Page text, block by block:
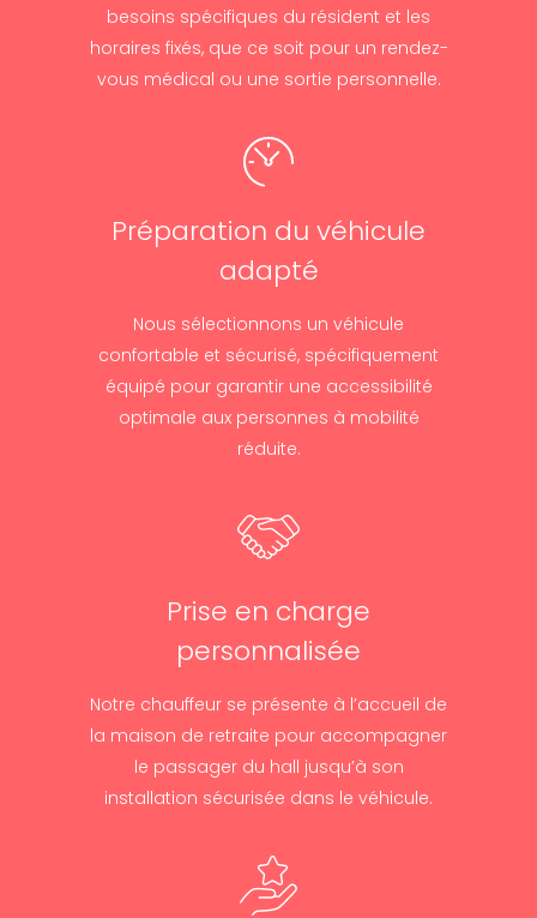
besoins spécifiques du résident et les
horaires fixés, que ce soit pour un rendez-
vous médical ou une sortie personnelle.
Préparation du véhicule
adapté
Nous sélectionnons un véhicule
confortable et sécurisé, spécifiquement
équipé pour garantir une accessibilité
optimale aux personnes à mobilité
réduite.
Prise en charge
personnalisée
Notre chauffeur se présente à l’accueil de
la maison de retraite pour accompagner
le passager du hall jusqu’à son
installation sécurisée dans le véhicule.